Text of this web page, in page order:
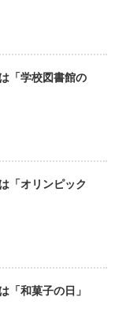
「学校図書館の
「オリンピック
和菓子の日」